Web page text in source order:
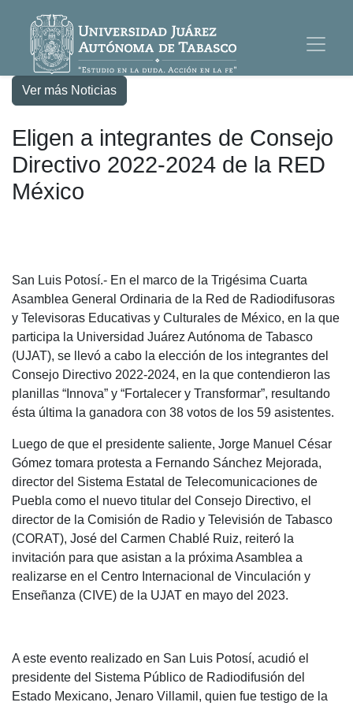
Ver más Noticias
Eligen a integrantes de Consejo
Directivo 2022-2024 de la RED
México
San Luis Potosí.- En el marco de la Trigésima Cuarta
Asamblea General Ordinaria de la Red de Radiodifusoras
y Televisoras Educativas y Culturales de México, en la que
participa la Universidad Juárez Autónoma de Tabasco
(UJAT), se llevó a cabo la elección de los integrantes del
Consejo Directivo 2022-2024, en la que contendieron las
planillas “Innova” y “Fortalecer y Transformar”, resultando
ésta última la ganadora con 38 votos de los 59 asistentes.
Luego de que el presidente saliente, Jorge Manuel César
Gómez tomara protesta a Fernando Sánchez Mejorada,
director del Sistema Estatal de Telecomunicaciones de
Puebla como el nuevo titular del Consejo Directivo, el
director de la Comisión de Radio y Televisión de Tabasco
(CORAT), José del Carmen Chablé Ruiz, reiteró la
invitación para que asistan a la próxima Asamblea a
realizarse en el Centro Internacional de Vinculación y
Enseñanza (CIVE) de la UJAT en mayo del 2023.
A este evento realizado en San Luis Potosí, acudió el
presidente del Sistema Público de Radiodifusión del
Estado Mexicano, Jenaro Villamil, quien fue testigo de la